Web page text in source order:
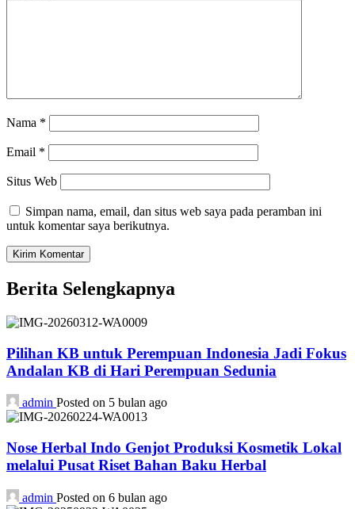
Nama *
Email *
Situs Web
Simpan nama, email, dan situs web saya pada peramban ini
untuk komentar saya berikutnya.
Berita Selengkapnya
Pilihan KB untuk Perempuan Indonesia Jadi Fokus
Andalan KB di Hari Perempuan Sedunia
admin Posted on 5 bulan ago
Nose Herbal Indo Genjot Produksi Kosmetik Lokal
melalui Pusat Riset Bahan Baku Herbal
admin Posted on 6 bulan ago